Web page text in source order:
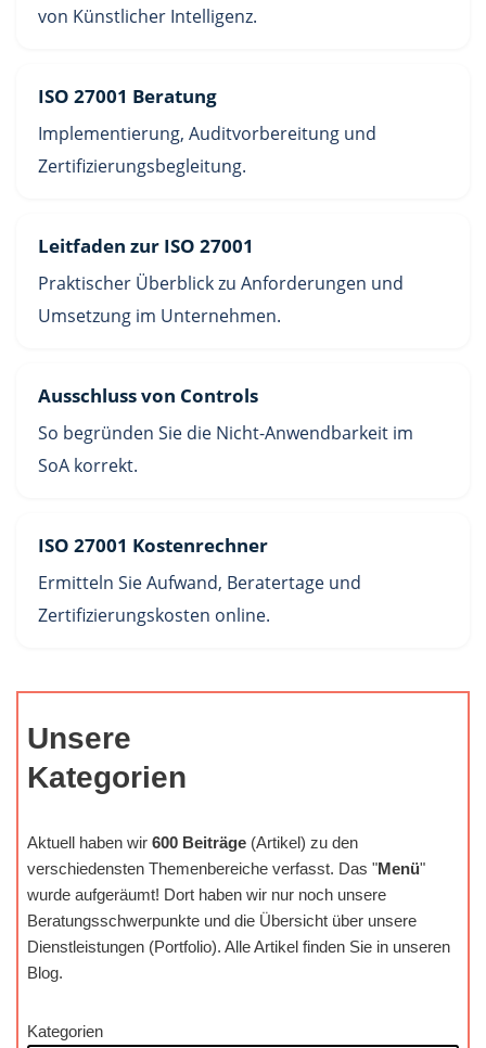
von Künstlicher Intelligenz.
ISO 27001 Beratung
Implementierung, Auditvorbereitung und
Zertifizierungsbegleitung.
Leitfaden zur ISO 27001
Praktischer Überblick zu Anforderungen und
Umsetzung im Unternehmen.
Ausschluss von Controls
So begründen Sie die Nicht-Anwendbarkeit im
SoA korrekt.
ISO 27001 Kostenrechner
Ermitteln Sie Aufwand, Beratertage und
Zertifizierungskosten online.
Unsere
Kategorien
Aktuell haben wir 600 Beiträge (Artikel) zu den
verschiedensten Themenbereiche verfasst. Das "Menü"
wurde aufgeräumt! Dort haben wir nur noch unsere
Beratungsschwerpunkte und die Übersicht über unsere
Dienstleistungen (Portfolio). Alle Artikel finden Sie in unseren
Blog.
Kategorien